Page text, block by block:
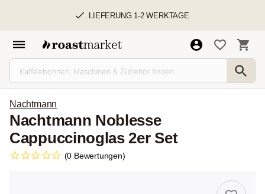
LIEFERUNG 1-2 WERKTAGE
Nachtmann
Nachtmann Noblesse
Cappuccinoglas 2er Set
(0 Bewertungen)